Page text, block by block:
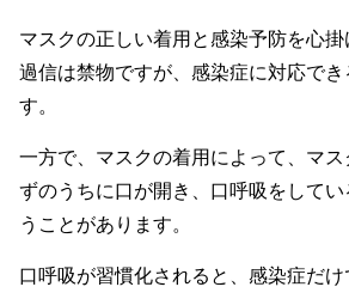
マスクの正しい着用と感染予防を心掛
過信は禁物ですが、感染症に対応で
す。
一方で、マスクの着用によって、マ
ずのうちに口が開き、口呼吸をしてい
うことがあります。
口呼吸が習慣化されると、感染症だ